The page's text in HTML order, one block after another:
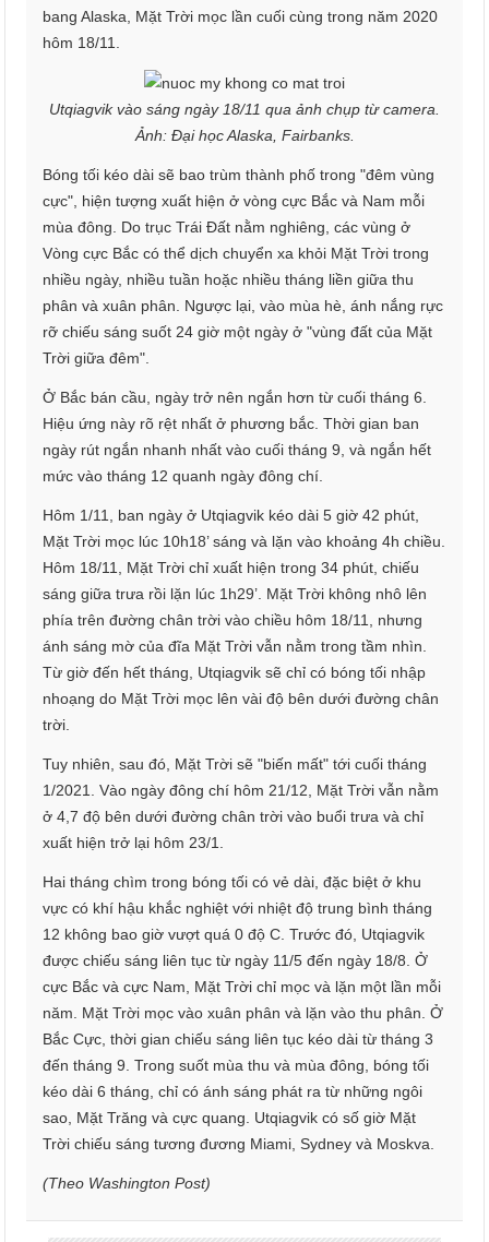
bang Alaska, Mặt Trời mọc lần cuối cùng trong năm 2020
hôm 18/11.
Utqiagvik vào sáng ngày 18/11 qua ảnh chụp từ camera.
Ảnh: Đại học Alaska, Fairbanks.
Bóng tối kéo dài sẽ bao trùm thành phố trong "đêm vùng
cực", hiện tượng xuất hiện ở vòng cực Bắc và Nam mỗi
mùa đông. Do trục Trái Đất nằm nghiêng, các vùng ở
Vòng cực Bắc có thể dịch chuyển xa khỏi Mặt Trời trong
nhiều ngày, nhiều tuần hoặc nhiều tháng liền giữa thu
phân và xuân phân. Ngược lại, vào mùa hè, ánh nắng rực
rỡ chiếu sáng suốt 24 giờ một ngày ở "vùng đất của Mặt
Trời giữa đêm".
Ở Bắc bán cầu, ngày trở nên ngắn hơn từ cuối tháng 6.
Hiệu ứng này rõ rệt nhất ở phương bắc. Thời gian ban
ngày rút ngắn nhanh nhất vào cuối tháng 9, và ngắn hết
mức vào tháng 12 quanh ngày đông chí.
Hôm 1/11, ban ngày ở Utqiagvik kéo dài 5 giờ 42 phút,
Mặt Trời mọc lúc 10h18’ sáng và lặn vào khoảng 4h chiều.
Hôm 18/11, Mặt Trời chỉ xuất hiện trong 34 phút, chiếu
sáng giữa trưa rồi lặn lúc 1h29’. Mặt Trời không nhô lên
phía trên đường chân trời vào chiều hôm 18/11, nhưng
ánh sáng mờ của đĩa Mặt Trời vẫn nằm trong tầm nhìn.
Từ giờ đến hết tháng, Utqiagvik sẽ chỉ có bóng tối nhập
nhoạng do Mặt Trời mọc lên vài độ bên dưới đường chân
trời.
Tuy nhiên, sau đó, Mặt Trời sẽ "biến mất" tới cuối tháng
1/2021. Vào ngày đông chí hôm 21/12, Mặt Trời vẫn nằm
ở 4,7 độ bên dưới đường chân trời vào buổi trưa và chỉ
xuất hiện trở lại hôm 23/1.
Hai tháng chìm trong bóng tối có vẻ dài, đặc biệt ở khu
vực có khí hậu khắc nghiệt với nhiệt độ trung bình tháng
12 không bao giờ vượt quá 0 độ C. Trước đó, Utqiagvik
được chiếu sáng liên tục từ ngày 11/5 đến ngày 18/8. Ở
cực Bắc và cực Nam, Mặt Trời chỉ mọc và lặn một lần mỗi
năm. Mặt Trời mọc vào xuân phân và lặn vào thu phân. Ở
Bắc Cực, thời gian chiếu sáng liên tục kéo dài từ tháng 3
đến tháng 9. Trong suốt mùa thu và mùa đông, bóng tối
kéo dài 6 tháng, chỉ có ánh sáng phát ra từ những ngôi
sao, Mặt Trăng và cực quang. Utqiagvik có số giờ Mặt
Trời chiếu sáng tương đương Miami, Sydney và Moskva.
(Theo Washington Post)